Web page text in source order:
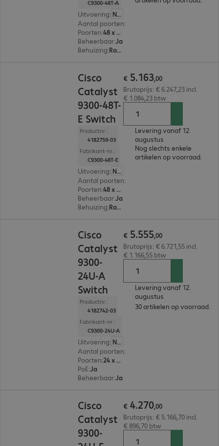
C9300-48T-A
Uitvoering:
Nederland
Aantal poorten:
Poorten:
48 x 10/100/1000 RJ45
Beheerbaar:Ja
Behuizing: Rackmount
Cisco
Catalyst
9300-48T-
E Switch
Productnr.:
4182759-03
Fabrikant-nr.:
C9300-48T-E
Uitvoering:
Nederland
Aantal poorten:
Poorten:
48 x 10/100/1000 RJ45
Beheerbaar:Ja
Behuizing: Rackmount
€ 5.163,00
Brutoprijs: € 6.247,23 incl.
€ 1.084,23 btw
Levering vanaf 12.
augustus
Nog slechts enkele
artikelen op voorraad.
Cisco
Catalyst
9300-
24U-A
Switch
Productnr.:
4182742-03
Fabrikant-nr.:
C9300-24U-A
Uitvoering:
Nederland
Aantal poorten:
Poorten:
24 x 10/100/1000 RJ45
PoE:Ja
Beheerbaar:Ja
€ 5.555,00
Brutoprijs: € 6.721,55 incl.
€ 1.166,55 btw
Levering vanaf 12.
augustus
30 artikelen op voorraad.
Cisco
Catalyst
9300-
€ 4.270,00
Brutoprijs: € 5.166,70 incl.
€ 896,70 btw